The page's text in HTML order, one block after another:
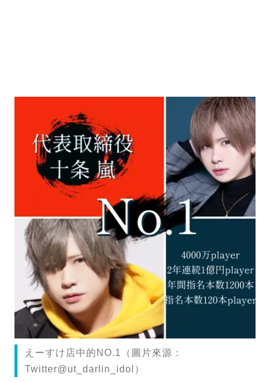
えーすけ店中的NO.1（圖片來源：
Twitter@ut_darlin_idol）